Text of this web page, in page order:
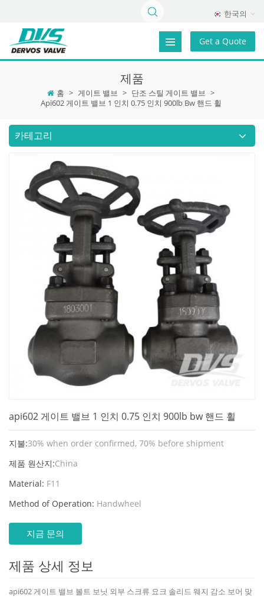
한국의
Get a Quote
제품
홈 > 게이트 밸브 > 단조 스틸 게이트 밸브 >
Api602 게이트 밸브 1 인치 0.75 인치 900lb Bw 핸드 휠
카테고리
api602 게이트 밸브 1 인치 0.75 인치 900lb bw 핸드 휠
지불:30% when order confirmed, 70% before shipment
제품 원산지:China
Material: F11
Method of Operation: Handwheel
지금 문의
제품 상세 정보
api602 게이트 밸브 볼트 보닛 외부 스크류 요크 솔리드 웨지 감소 보어 맞